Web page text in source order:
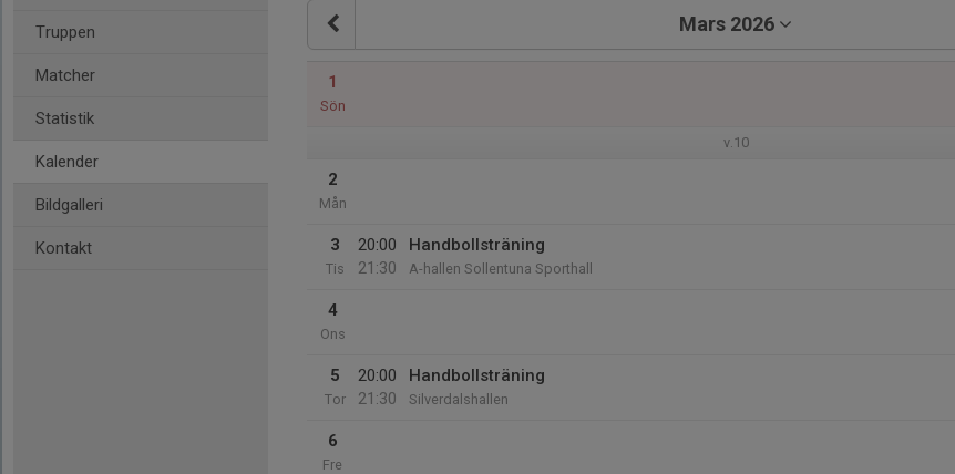
Truppen
Matcher
Statistik
Kalender
Bildgalleri
Kontakt
Mars 2026
1
Sön
v.10
2
Mån
3
Tis
20:00
21:30
Handbollsträning
A-hallen Sollentuna Sporthall
4
Ons
5
Tor
20:00
21:30
Handbollsträning
Silverdalshallen
6
Fre